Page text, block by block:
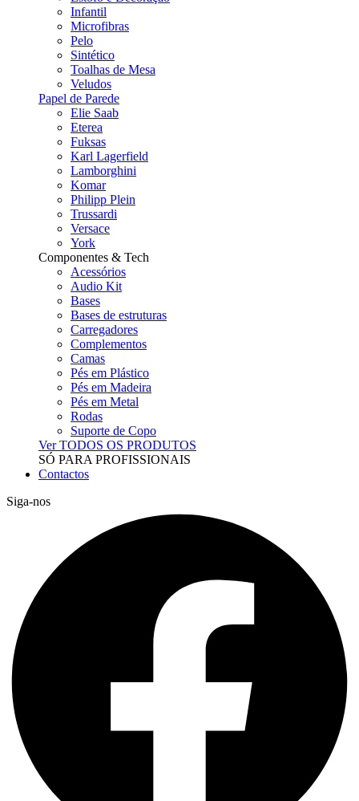
Infantil
Microfibras
Pelo
Sintético
Toalhas de Mesa
Veludos
Papel de Parede
Elie Saab
Eterea
Fuksas
Karl Lagerfield
Lamborghini
Komar
Philipp Plein
Trussardi
Versace
York
Componentes & Tech
Acessórios
Audio Kit
Bases
Bases de estruturas
Carregadores
Complementos
Camas
Pés em Plástico
Pés em Madeira
Pés em Metal
Rodas
Suporte de Copo
Ver TODOS OS PRODUTOS
SÓ PARA PROFISSIONAIS
Contactos
Siga-nos